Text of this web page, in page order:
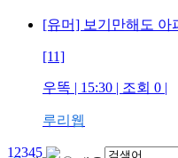
[유머] 보기만해도 아
[11]
우똑 | 15:30 | 조회 0 |
루리웹
1 2345